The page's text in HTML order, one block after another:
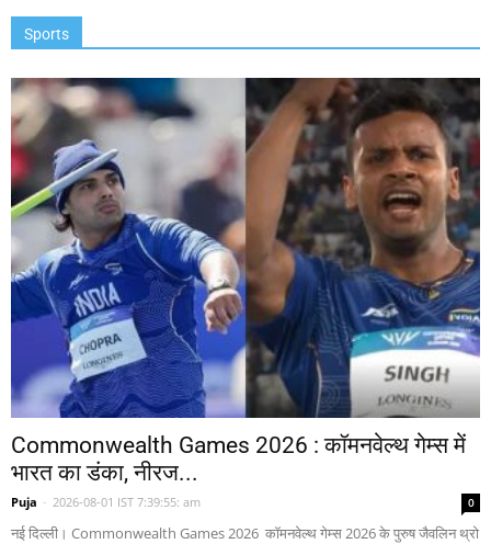
Sports
Commonwealth Games 2026 : कॉमनवेल्थ गेम्स में
भारत का डंका, नीरज...
Puja - 2026-08-01 IST 7:39:55: am 0
नई दिल्ली। Commonwealth Games 2026 कॉमनवेल्थ गेम्स 2026 के पुरुष जैवलिन थ्रो